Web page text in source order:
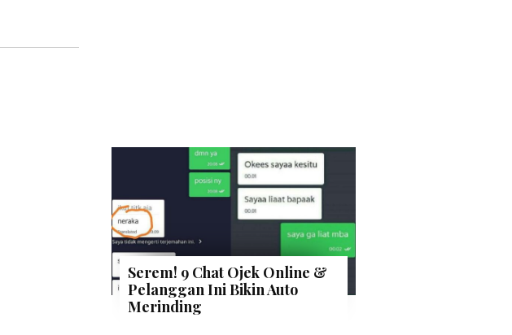
Serem! 9 Chat Ojek Online &
Pelanggan Ini Bikin Auto
Merinding